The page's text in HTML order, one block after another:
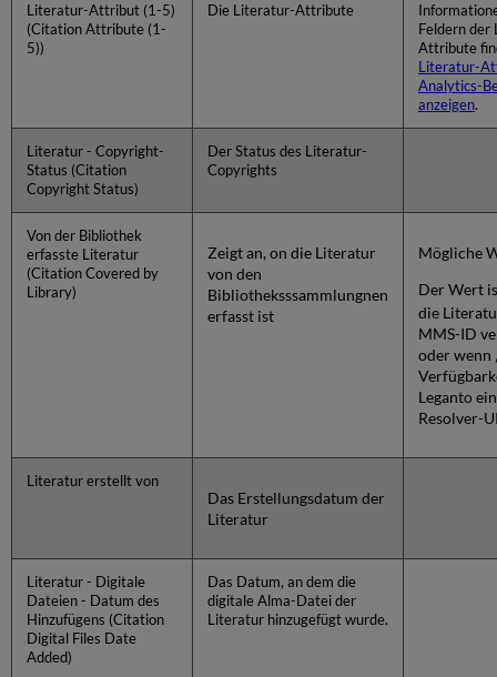
Literatur-Attribut (1-5)
(Citation Attribute (1-
5))
Die Literatur-Attribute
Feldern
Attribute
Literatur-
Analytics-
anzeigen.
Literatur - Copyright-
Status (Citation
Copyright Status)
Der Status des Literatur-
Copyrights
Von der Bibliothek
erfasste Literatur
(Citation Covered by
Library)
Zeigt an, on die Literatur
von den
Bibliotheksssammlungnen
erfasst ist
Mögliche
Der Wert
die
MMS-ID
oder wenn
Leganto
Resolver-
Literatur erstellt von
Das Erstellungsdatum der
Literatur
Literatur - Digitale
Dateien - Datum des
Hinzufügens (Citation
Digital Files Date
Added)
Das Datum, an dem die
digitale Alma-Datei der
Literatur hinzugefügt wurde.